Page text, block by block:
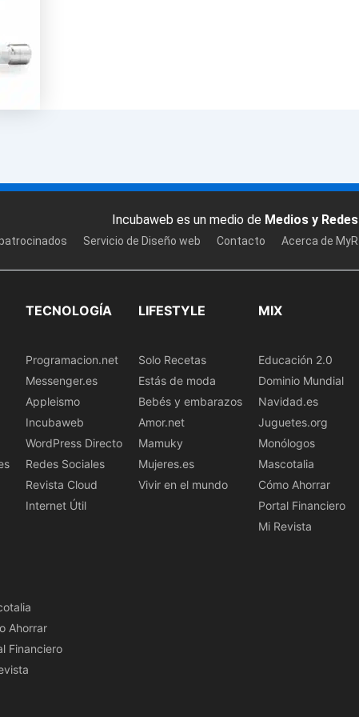
Incubaweb es un medio de Medios y Redes
Servicio de Diseño web Contacto Acerca de MyR
TECNOLOGÍA
Programacion.net
Messenger.es
Appleismo
Incubaweb
WordPress Directo
Redes Sociales
Revista Cloud
Internet Útil
LIFESTYLE
Solo Recetas
Estás de moda
Bebés y embarazos
Amor.net
Mamuky
Mujeres.es
Vivir en el mundo
MIX
Educación 2.0
Dominio Mundial
Navidad.es
Juguetes.org
Monólogos
Mascotalia
Cómo Ahorrar
Portal Financiero
Mi Revista
Ahorrar
Financiero